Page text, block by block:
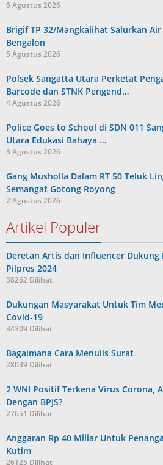
6 Agustus 2026
Brigif TP 32/Mangkalihat Salurkan
Bengalon
5 Agustus 2026
Polsek Sangatta Utara Perketat
Barcode dan STNK Pengend…
4 Agustus 2026
Police Goes to School di SDN 011
Utara Edukasi Bahaya …
3 Agustus 2026
Gang Musholla Dalam RT 50 Teluk
Semangat Gotong Royong
2 Agustus 2026
Artikel Populer
Deretan Artis dan Influencer Dukung
Pilpres 2024
58262 Dilihat
Dukungan Masyarakat Untuk Tim
Covid-19
34309 Dilihat
Bagaimana Cara Menulis Surat
28039 Dilihat
2 WNI Positif Terkena Virus Corona,
Dengan BPJS?
27651 Dilihat
Anggaran Rp 40 Miliar Untuk
Kutim
26125 Dilihat